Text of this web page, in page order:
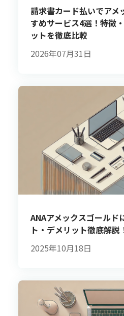
請求書カード払いでアメ
すめサービス4選！特徴
ットを徹底比較
2026年07月31日
ANAアメックスゴールド
ト・デメリット徹底解説
2025年10月18日